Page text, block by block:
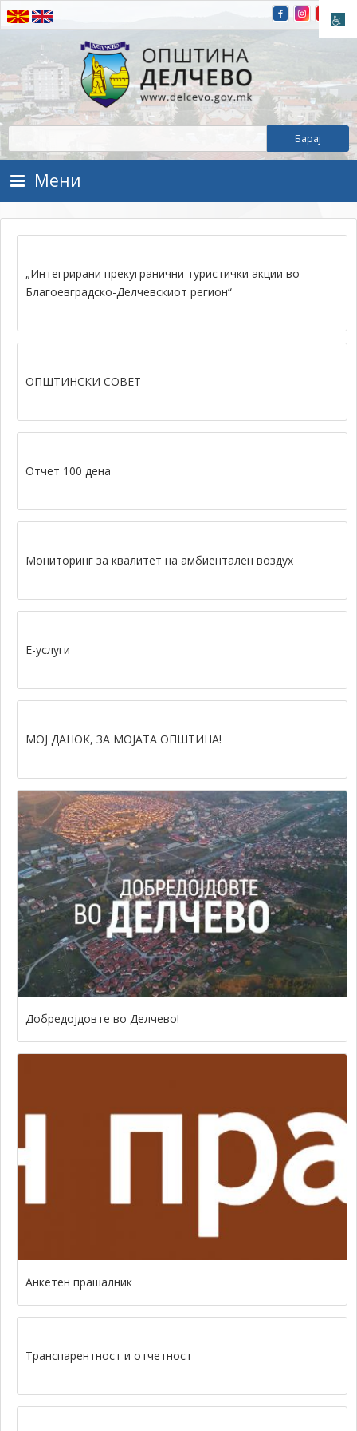
Прескокнете на содржината
Општина Делчево
Општина Делчево
Мени
„Интегрирани прекугранични туристички акции во
Благоевградско-Делчевскиот регион“
ОПШТИНСКИ СОВЕТ
Отчет 100 дена
Мониторинг за квалитет на амбиентален воздух
Е-услуги
МОЈ ДАНОК, ЗА МОЈАТА ОПШТИНА!
Добредојдовте во Делчево!
Анкетен прашалник
Транспарентност и отчетност